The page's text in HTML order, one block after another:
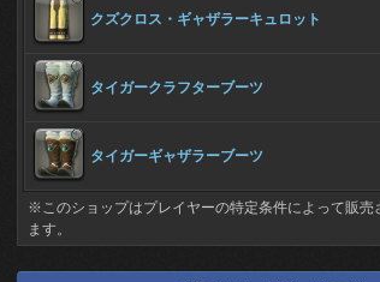
クズクロス・ギャザラーキュロット
タイガークラフターブーツ
タイガーギャザラーブーツ
※このショップはプレイヤーの特定条件によって販売
ます。